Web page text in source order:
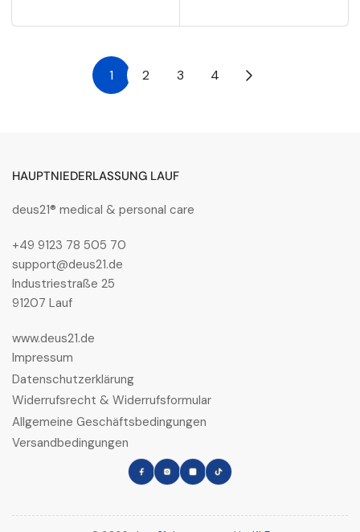
1 2 3 4
HAUPTNIEDERLASSUNG LAUF
deus21® medical & personal care
+49 9123 78 505 70
support@deus21.de
Industriestraße 25
91207 Lauf
www.deus21.de
Impressum
Datenschutzerklärung
Widerrufsrecht & Widerrufsformular
Allgemeine Geschäftsbedingungen
Versandbedingungen
FacebookInstagram
LinkedInTikTok